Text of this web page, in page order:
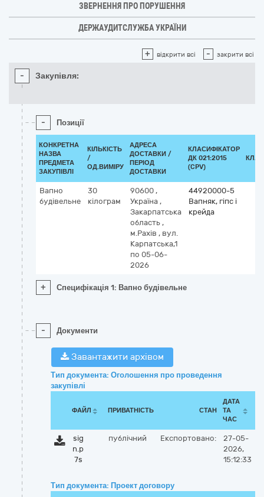
ЗВЕРНЕННЯ ПРО ПОРУШЕННЯ
ДЕРЖАУДИТСЛУЖБА УКРАЇНИ
+ відкрити всі - закрити всі
- Закупівля:
- Позиції
КОНКРЕТНА
НАЗВА
ПРЕДМЕТА
ЗАКУПІВЛІ
КІЛЬКІСТЬ
/
ОД.ВИМІРУ
АДРЕСА
ДОСТАВКИ /
ПЕРІОД
ДОСТАВКИ
КЛАСИФІКАТОР
ДК 021:2015
(CPV)
Вапно
будівельне
30
кілограм
90600 ,
Україна ,
Закарпатська
область ,
м.Рахів , вул.
Карпатська,1
по 05-06-
2026
44920000-5
Вапняк, гіпс і
крейда
+ Специфікація 1: Вапно будівельне
- Документи
Завантажити архівом
Тип документа: Оголошення про проведення
закупівлі
ФАЙЛ ПРИВАТНІСТЬ СТАН
ДАТА
ТА
ЧАС
sig
n.p
7s
публічний Експортовано:
27-05-
2026,
15:12:33
Тип документа: Проект договору